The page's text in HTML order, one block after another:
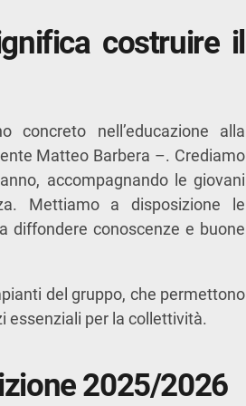
costruire il
nell’educazione alla
Matteo Barbera –. Crediamo
accompagnando le giovani
Mettiamo a disposizione le
diffondere conoscenze e buone
del gruppo, che permettono
essenziali per la collettività.
2025/2026